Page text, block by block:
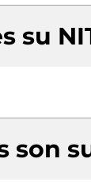
su
son